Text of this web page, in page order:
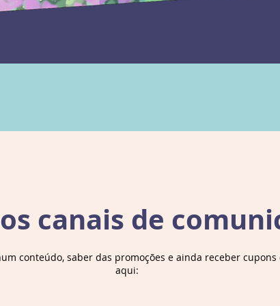
uma
para
canais de
conteúdo, saber das promoções e ainda receber cupons
aqui: